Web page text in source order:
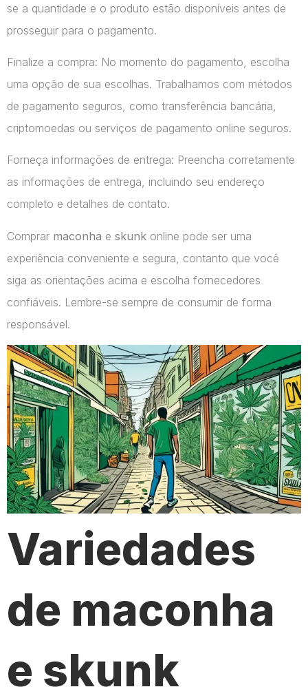
se a quantidade e o produto estão disponíveis antes de
prosseguir para o pagamento.
Finalize a compra: No momento do pagamento, escolha
uma opção de sua escolhas. Trabalhamos com métodos
de pagamento seguros, como transferência bancária,
criptomoedas ou serviços de pagamento online seguros.
Forneça informações de entrega: Preencha corretamente
as informações de entrega, incluindo seu endereço
completo e detalhes de contato.
Comprar maconha e skunk online pode ser uma
experiência conveniente e segura, contanto que você
siga as orientações acima e escolha fornecedores
confiáveis. Lembre-se sempre de consumir de forma
responsável.
Variedades
de maconha
e skunk